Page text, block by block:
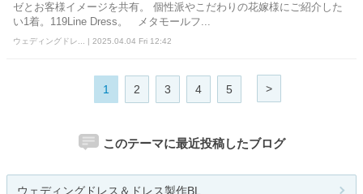
ゼとお客様イメージを共有。 個性派やこだわりの花嫁様にご紹介した
い1着。119Line Dress。 メタモールフ...
ウェディングドレ... | 2025.04.04 Fri 12:42
1 2 3 4 5 >
このテーマに最近投稿したブログ
ウェディングドレス＆ドレス製作BL...